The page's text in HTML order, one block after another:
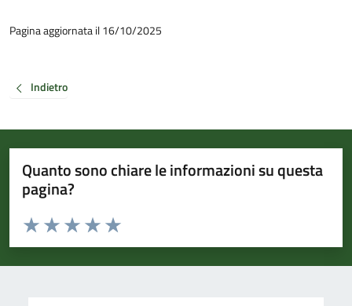
Pagina aggiornata il 16/10/2025
Indietro
Quanto sono chiare le informazioni su questa
pagina?
Valuta da 1 a 5 stelle la pagina
Valuta 5 stelle su 5
Valuta 4 stelle su 5
Valuta 3 stelle su 5
Valuta 2 stelle su 5
Valuta 1 stelle su 5